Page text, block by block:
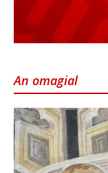
An omagial